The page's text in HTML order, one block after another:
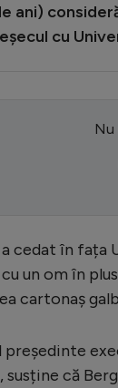
ani)
cu
Nu
a cedat în fața
un om în
cartonaș
președinte
că